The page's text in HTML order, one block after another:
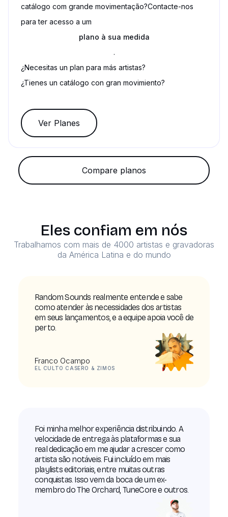
catálogo com grande movimentação?Contacte-nos
para ter acesso a um
plano à sua medida
.
¿Necesitas un plan para más artistas?
¿Tienes un catálogo con gran movimiento?
Ver Planes
Compare planos
Eles confiam em nós
Trabalhamos com mais de 4000 artistas e gravadoras
da América Latina e do mundo
Random Sounds realmente entende e sabe
como atender às necessidades dos artistas
em seus lançamentos, e a equipe apoia você de
perto.
Franco Ocampo
EL CULTO CASERO & ZIMOS
Foi minha melhor experiência distribuindo. A
velocidade de entrega às plataformas e sua
real dedicação em me ajudar a crescer como
artista são notáveis. Fui incluído em mais
playlists editoriais, entre muitas outras
conquistas. Isso vem da boca de um ex-
membro do The Orchard, TuneCore e outros.